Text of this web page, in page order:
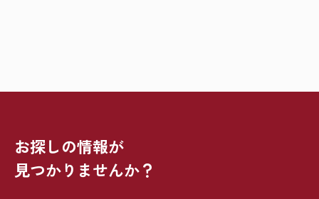
お探しの情報が
見つかりませんか？